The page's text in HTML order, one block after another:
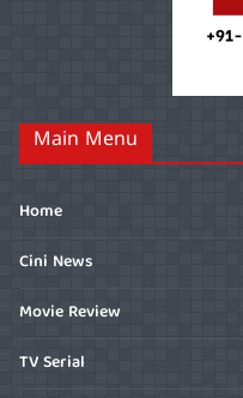
Main Menu
Home
Cini News
Movie Review
TV Serial